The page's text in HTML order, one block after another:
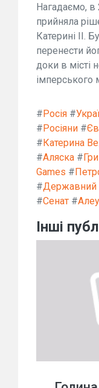
Нагадаємо, в
прийняла
Катерині II.
перенести
доки в місті
імперського
# Росія #
# Росіяни #
# Катерина
#Аляска #
Games #
#Державний
#Сенат #
Інші